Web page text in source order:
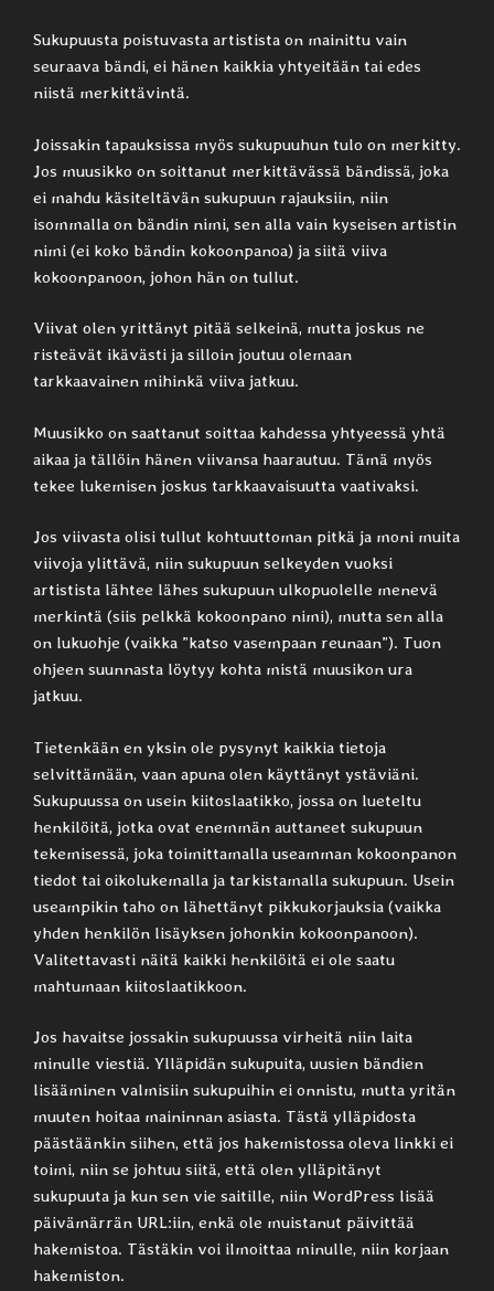
Sukupuusta poistuvasta artistista on mainittu vain
seuraava bändi, ei hänen kaikkia yhtyeitään tai edes
niistä merkittävintä.
Joissakin tapauksissa myös sukupuuhun tulo on merkitty.
Jos muusikko on soittanut merkittävässä bändissä, joka
ei mahdu käsiteltävän sukupuun rajauksiin, niin
isommalla on bändin nimi, sen alla vain kyseisen artistin
nimi (ei koko bändin kokoonpanoa) ja siitä viiva
kokoonpanoon, johon hän on tullut.
Viivat olen yrittänyt pitää selkeinä, mutta joskus ne
risteävät ikävästi ja silloin joutuu olemaan
tarkkaavainen mihinkä viiva jatkuu.
Muusikko on saattanut soittaa kahdessa yhtyeessä yhtä
aikaa ja tällöin hänen viivansa haarautuu. Tämä myös
tekee lukemisen joskus tarkkaavaisuutta vaativaksi.
Jos viivasta olisi tullut kohtuuttoman pitkä ja moni muita
viivoja ylittävä, niin sukupuun selkeyden vuoksi
artistista lähtee lähes sukupuun ulkopuolelle menevä
merkintä (siis pelkkä kokoonpano nimi), mutta sen alla
on lukuohje (vaikka ”katso vasempaan reunaan”). Tuon
ohjeen suunnasta löytyy kohta mistä muusikon ura
jatkuu.
Tietenkään en yksin ole pysynyt kaikkia tietoja
selvittämään, vaan apuna olen käyttänyt ystäviäni.
Sukupuussa on usein kiitoslaatikko, jossa on lueteltu
henkilöitä, jotka ovat enemmän auttaneet sukupuun
tekemisessä, joka toimittamalla useamman kokoonpanon
tiedot tai oikolukemalla ja tarkistamalla sukupuun. Usein
useampikin taho on lähettänyt pikkukorjauksia (vaikka
yhden henkilön lisäyksen johonkin kokoonpanoon).
Valitettavasti näitä kaikki henkilöitä ei ole saatu
mahtumaan kiitoslaatikkoon.
Jos havaitse jossakin sukupuussa virheitä niin laita
minulle viestiä. Ylläpidän sukupuita, uusien bändien
lisääminen valmisiin sukupuihin ei onnistu, mutta yritän
muuten hoitaa maininnan asiasta. Tästä ylläpidosta
päästäänkin siihen, että jos hakemistossa oleva linkki ei
toimi, niin se johtuu siitä, että olen ylläpitänyt
sukupuuta ja kun sen vie saitille, niin WordPress lisää
päivämärrän URL:iin, enkä ole muistanut päivittää
hakemistoa. Tästäkin voi ilmoittaa minulle, niin korjaan
hakemiston.